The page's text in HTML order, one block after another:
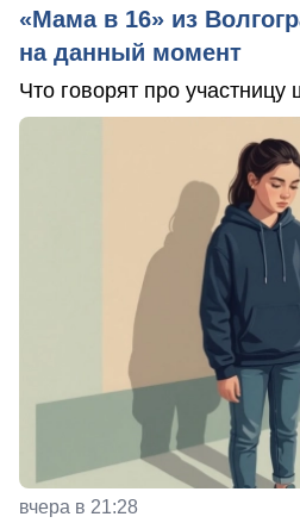
«Мама в 16» из
на данный момент
Что говорят про участницу
вчера в 21:28